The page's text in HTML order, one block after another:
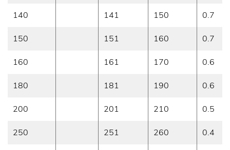
140 141 150 0.7
150 151 160 0.7
160 161 170 0.6
180 181 190 0.6
200 201 210 0.5
250 251 260 0.4